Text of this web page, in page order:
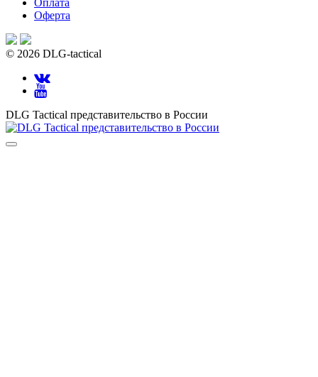
Оферта
© 2026 DLG-tactical
DLG Tactical представительство в России